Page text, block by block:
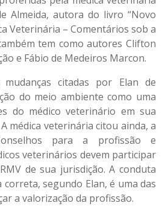
Almeida, autora do livro “Novo
Veterinária – Comentários sob a
tem como autores Clifton
e Fábio de Medeiros Marcon.
citadas por Elan de
do meio ambiente como uma
do médico veterinário em sua
médica veterinária citou ainda, a
para a profissão e
veterinários devem participar
de sua jurisdição. A conduta
segundo Elan, é uma das
a valorização da profissão.